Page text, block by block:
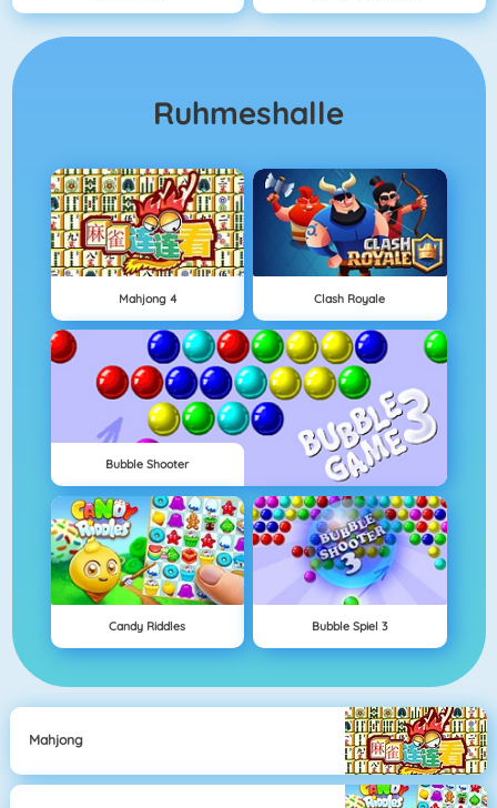
Ruhmeshalle
Mahjong 4 Clash Royale
Bubble Shooter
Candy Riddles Bubble Spiel 3
Mahjong